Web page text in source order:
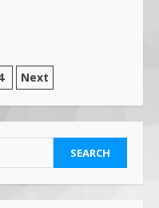
Next
Ibu Lombok Barat
Kegiatan
AI Ready Asean Bagi
PGRI Kota
Kelas
– AI Goes to